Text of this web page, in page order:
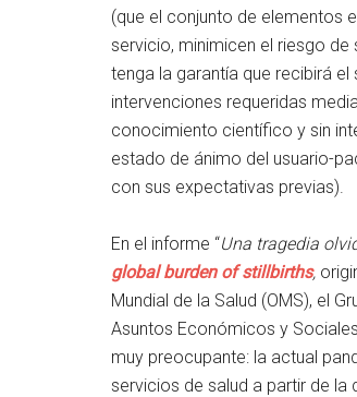
(que el conjunto de elementos
servicio, minimicen el riesgo
tenga la garantía que recibirá
intervenciones requeridas
conocimiento científico y sin
estado de ánimo del usuario-
con sus expectativas previas).
En el informe “Una tragedia
global burden of stillbirths,
Mundial de la Salud (OMS), el
Asuntos Económicos y
muy preocupante: la actual
servicios de salud a partir de